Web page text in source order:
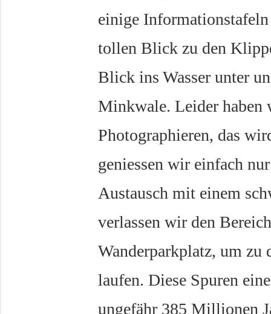
einige
tollen Blick zu den
Blick ins Wasser unter
Minkwale. Leider haben
Photographieren, das
geniessen wir einfach
Austausch mit einem
verlassen wir den
Wanderparkplatz, um zu
laufen. Diese Spuren
ungefähr 385 Millionen